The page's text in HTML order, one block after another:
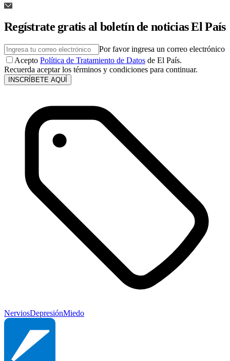
Regístrate gratis al boletín de noticias El País
Por favor ingresa un correo electrónico
Acepto Política de Tratamiento de Datos de El País.
Recuerda aceptar los términos y condiciones para continuar.
INSCRÍBETE AQUÍ
NerviosDepresiónMiedo